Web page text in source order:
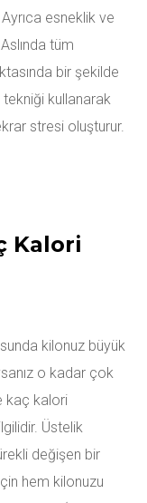
esneklik ve
tüm
bir şekilde
tekniği kullanarak
stresi oluşturur.
Kalori
kilonuz büyük
o kadar çok
kaç kalori
Üstelik
değişen bir
hem kilonuzu